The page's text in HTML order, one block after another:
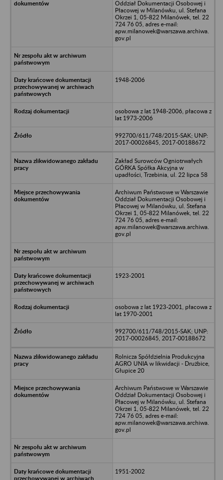
Oddział Dokumentacji Osobowej i
Płacowej w Milanówku, ul. Stefana
Okrzei 1, 05-822 Milanówek, tel. 22
724 76 05, adres e-mail:
apw.milanowek@warszawa.archiwa.
gov.pl
1948-2006
osobowa z lat 1948-2006, płacowa z
lat 1973-2006
992700/611/748/2015-SAK; UNP:
2017-00026845, 2017-00188672
Zakład Surowców Ogniotrwałych
GÓRKA Spółka Akcyjna w
upadłości, Trzebinia, ul. 22 lipca 58
Archiwum Państwowe w Warszawie
Oddział Dokumentacji Osobowej i
Płacowej w Milanówku, ul. Stefana
Okrzei 1, 05-822 Milanówek, tel. 22
724 76 05, adres e-mail:
apw.milanowek@warszawa.archiwa.
gov.pl
1923-2001
osobowa z lat 1923-2001, płacowa z
lat 1970-2001
992700/611/748/2015-SAK; UNP:
2017-00026845, 2017-00188672
Rolnicza Spółdzielnia Produkcyjna
AGRO UNIA w likwidacji - Drużbice,
Głupice 20
Archiwum Państwowe w Warszawie
Oddział Dokumentacji Osobowej i
Płacowej w Milanówku, ul. Stefana
Okrzei 1, 05-822 Milanówek, tel. 22
724 76 05, adres e-mail:
apw.milanowek@warszawa.archiwa.
gov.pl
1951-2002